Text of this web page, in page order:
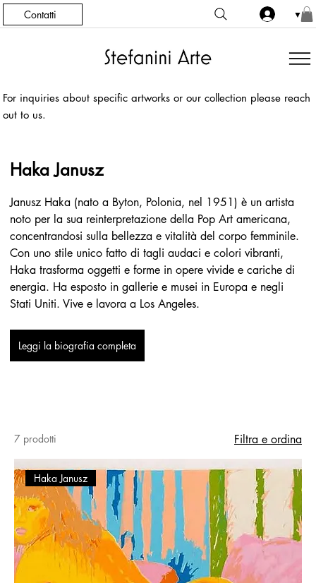
Contatti ▼
For inquiries about specific artworks or our collection please reach
out to us.
Janusz Haka (nato a Byton, Polonia, nel 1951) è un artista
noto per la sua reinterpretazione della Pop Art americana,
concentrandosi sulla bellezza e vitalità del corpo femminile.
Con uno stile unico fatto di tagli audaci e colori vibranti,
Haka trasforma oggetti e forme in opere vivide e cariche di
energia. Ha esposto in gallerie e musei in Europa e negli
Stati Uniti. Vive e lavora a Los Angeles.
Leggi la biografia completa
Haka Janusz
7 prodotti Filtra e ordina
Haka Janusz